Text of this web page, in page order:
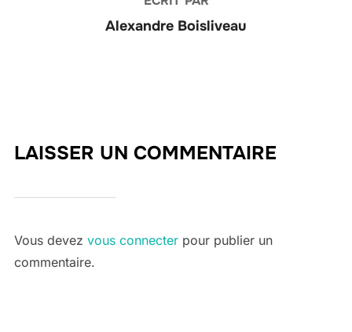
Alexandre Boisliveau
LAISSER UN COMMENTAIRE
Vous devez vous connecterpour publier un
commentaire.